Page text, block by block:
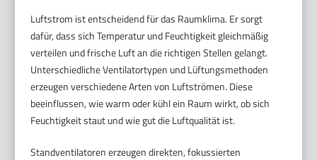
Luftstrom ist entscheidend für das Raumklima. Er sorgt
dafür, dass sich Temperatur und Feuchtigkeit gleichmäßig
verteilen und frische Luft an die richtigen Stellen gelangt.
Unterschiedliche Ventilatortypen und Lüftungsmethoden
erzeugen verschiedene Arten von Luftströmen. Diese
beeinflussen, wie warm oder kühl ein Raum wirkt, ob sich
Feuchtigkeit staut und wie gut die Luftqualität ist.
Standventilatoren erzeugen direkten, fokussierten